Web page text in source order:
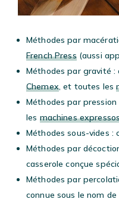
Méthodes par
French Press(aussi
Méthodes par gravité :
Chemex, et toutes les
Méthodes par pression :
les machines
Méthodes sous-vides :
Méthodes par décoction
casserole conçue
Méthodes par
connue sous le nom de